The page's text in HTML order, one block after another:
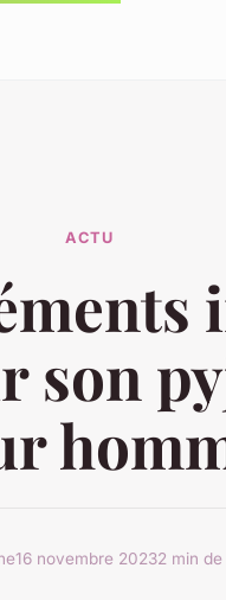
ACTU
son
16 novembre 20232 min